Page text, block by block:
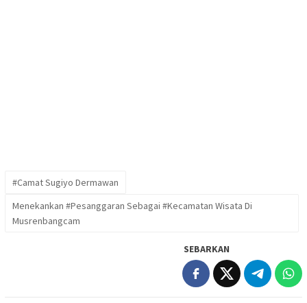
#Camat Sugiyo Dermawan
Menekankan #Pesanggaran Sebagai #Kecamatan Wisata Di
Musrenbangcam
SEBARKAN